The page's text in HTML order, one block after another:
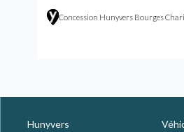
Concession Hunyvers Bourges
Hunyvers